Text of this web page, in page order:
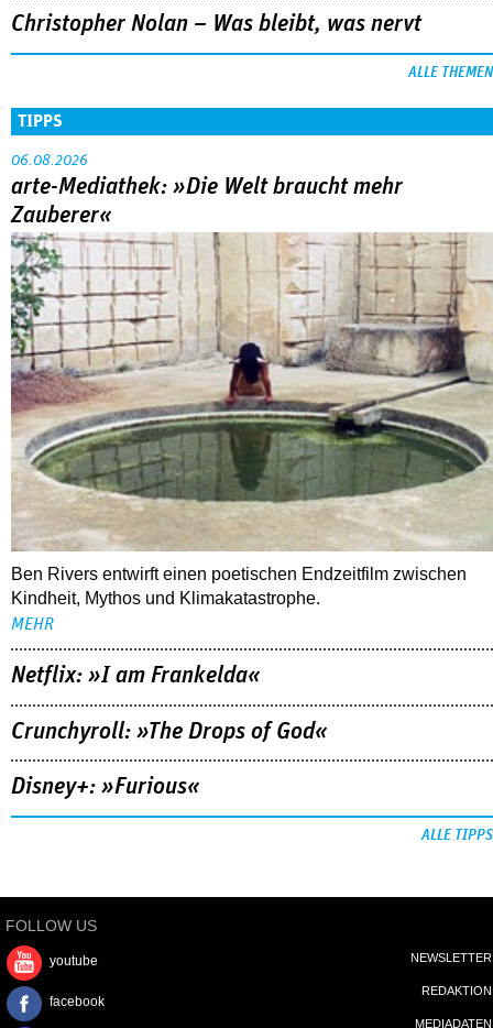
Christopher Nolan – Was bleibt, was nervt
ALLE THEMEN
TIPPS
06.08.2026
arte-Mediathek: »Die Welt braucht mehr
Zauberer«
Ben Rivers entwirft einen poetischen Endzeitfilm zwischen
Kindheit, Mythos und Klimakatastrophe.
MEHR
Netflix: »I am Frankelda«
Crunchyroll: »The Drops of God«
Disney+: »Furious«
ALLE TIPPS
FOLLOW US
youtube
facebook
NEWSLETTER
REDAKTION
MEDIADATEN